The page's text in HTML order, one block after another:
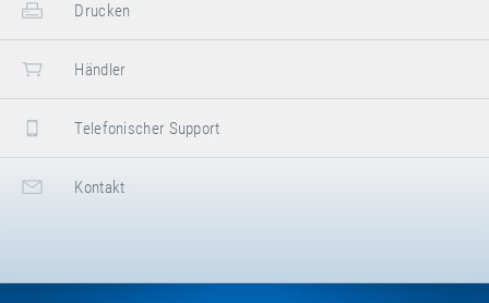
Drucken
Händler
Telefonischer Support
Kontakt